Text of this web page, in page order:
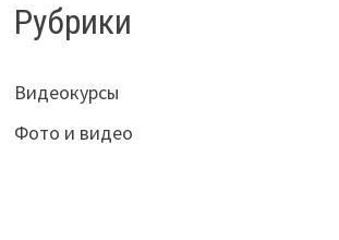
Рубрики
Видеокурсы
Фото и видео